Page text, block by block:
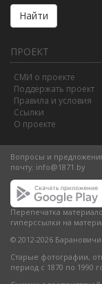
Найти
ПРОЕКТ
СМИ о проекте
Поддержать проект
Правила и условия
Ссылки
О проекте
Вопросы и
почту: info@1871.by
Перепечатка
гиперссылки на
© 2012-2026
Старые фотографии,
период с 1870 по 1990